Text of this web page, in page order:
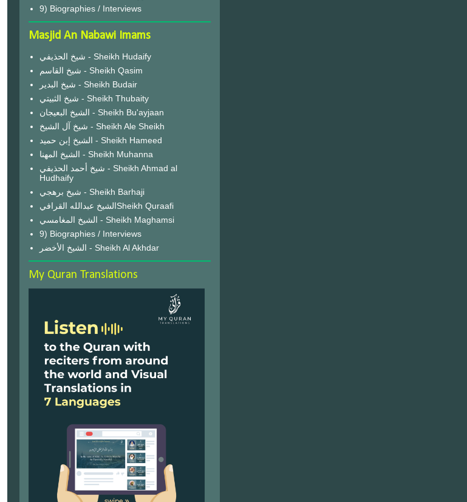
9) Biographies / Interviews
Masjid An Nabawi Imams
شيخ الحذيفي - Sheikh Hudaify
شيخ القاسم - Sheikh Qasim
شيخ البدير - Sheikh Budair
شيخ الثبيتي - Sheikh Thubaity
الشيخ البعيجان - Sheikh Bu'ayjaan
شيخ آل الشيخ - Sheikh Ale Sheikh
الشيخ إبن حميد - Sheikh Hameed
الشيخ المهنا - Sheikh Muhanna
شيخ أحمد الحذيفي - Sheikh Ahmad al
Hudhaify
شيخ برهجي - Sheikh Barhaji
الشيخ عبدالله القرافيSheikh Quraafi
الشيخ المغامسي - Sheikh Maghamsi
9) Biographies / Interviews
الشيخ الأخضر - Sheikh Al Akhdar
My Quran Translations